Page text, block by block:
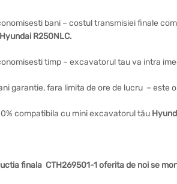
bani – costul transmisiei finale
Hyundai R250NLC.
timp – excavatorul tau va intra
garantie, fara limita de ore de lucru – este
compatibila cu mini excavatorul tău
finala CTH269501-1 oferita de noi se